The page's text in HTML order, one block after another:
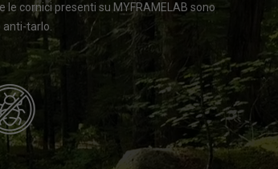
cornici presenti su MYFRAMELAB sono
tarlo.